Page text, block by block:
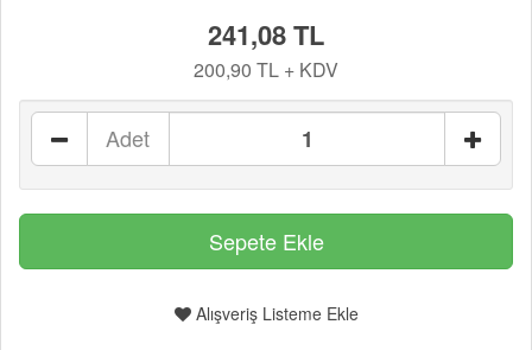
241,08 TL
200,90 TL + KDV
Adet
Alışveriş Listeme Ekle